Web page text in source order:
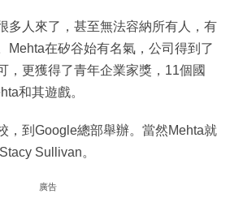
多人來了，甚至無法容納所有人，有
Mehta在矽谷始有名氣，公司得到了
，更獲得了青年企業家獎，11個國
和其遊戲。
，到Google總部舉辦。當然Mehta就
Sullivan。
廣告